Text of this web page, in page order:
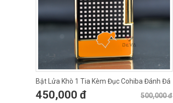
Bật Lửa Khò 1 Tia Kèm Đục Cohiba Đánh Đá
Ngang COB
500,000 đ
450,000 đ